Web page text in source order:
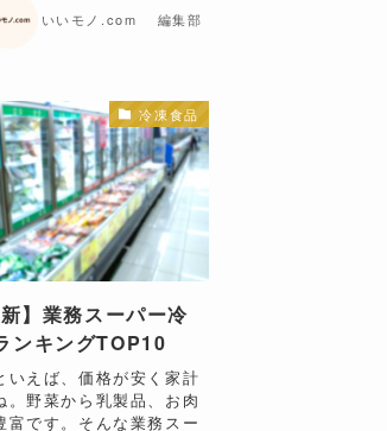
いいモノ.com 編集部
冷凍食品
】業務スーパー冷
ンキングTOP10
いえば、価格が安く家計
。野菜から乳製品、お肉
富です。そんな業務スー